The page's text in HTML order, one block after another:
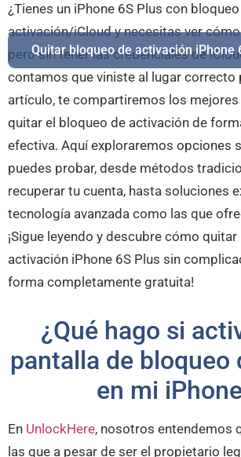
Quitar bloqueo de activación iPhone
¿Tienes un iPhone 6S Plus con
activación/iCloud y necesitas ver
pero sin tener las credenciales de
contamos que viniste al lugar correcto
artículo, te compartiremos los
quitar el bloqueo de activación de
efectiva. Aquí exploraremos opciones
puedes probar, desde métodos
recuperar tu cuenta, hasta soluciones
tecnología avanzada como las que
¡Sigue leyendo y descubre cómo
activación iPhone 6S Plus sin
forma completamente gratuita!
¿Qué hago si
pantalla de bloqueo
en mi
En UnlockHere, nosotros entendemos
las que a pesar de ser el propietario